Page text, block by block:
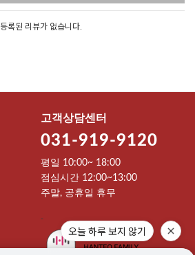
등록된 리뷰가 없습니다.
고객상담센터
031-919-9120
평일 10:00~ 18:00
점심시간 12:00~13:00
주말, 공휴일 휴무
-
오늘 하루 보지 않기